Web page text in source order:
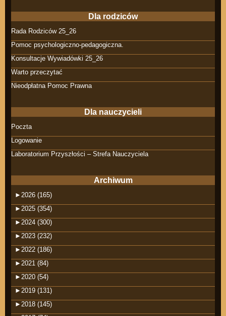
Dla rodziców
Rada Rodziców 25_26
Pomoc psychologiczno-pedagogiczna.
Konsultacje Wywiadówki 25_26
Warto przeczytać
Nieodpłatna Pomoc Prawna
Dla nauczycieli
Poczta
Logowanie
Laboratorium Przyszłości – Strefa Nauczyciela
Archiwum
► 2026 (165)
► 2025 (354)
► 2024 (300)
► 2023 (232)
► 2022 (186)
► 2021 (84)
► 2020 (54)
► 2019 (131)
► 2018 (145)